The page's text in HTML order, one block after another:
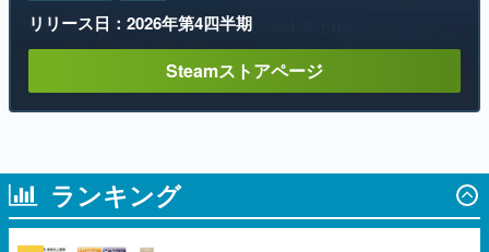
リリース日：2026年第4四半期
Steamストアページ
ランキング